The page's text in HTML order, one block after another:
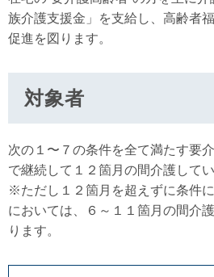
族介護支援金」を支給し、高齢者
促進を図ります。
対象者
次の１〜７の条件を全て満たす要
で継続して１２箇月の間介護して
※ただし１２箇月を超えずに条件
においては、６～１１箇月の間介
ります。